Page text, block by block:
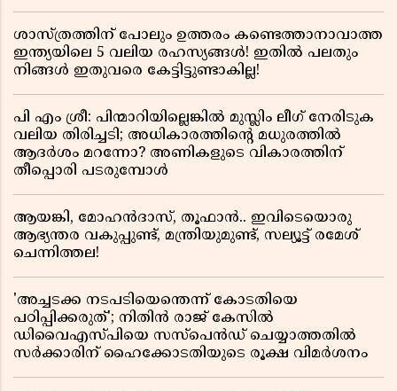
ശാസ്ത്രത്തിന് പോലും ഉത്തരം കണ്ടെത്താനാവാത്ത
ഇന്ത്യയിലെ 5 വലിയ രഹസ്യങ്ങൾ! ഇതിൽ പലതും
നിങ്ങൾ ഇതുവരെ കേട്ടിട്ടുണ്ടാകില്ല!
പി എം ശ്രീ: പിന്മാറിയില്ലെങ്കിൽ മുസ്ലിം ലീഗ് നേരിടുക
വലിയ തിരിച്ചടി; അധികാരത്തിന്റെ മധുരത്തിൽ
ആദർശം മറന്നോ? അണികളുടെ വികാരത്തിന്
തീപ്പൊരി പടരുമ്പോൾ
ആയങ്കി, മോഹൻദാസ്, തൂഫാൻ.. ഇവിടെയൊരു
ആഭ്യന്തര വകുപ്പുണ്ട്, മന്ത്രിയുമുണ്ട്, സല്യൂട്ട് രമേശ്‌
ചെന്നിത്തല!
'അച്ചടക്ക നടപടിയെന്തെന്ന് കോടതിയെ
പഠിപ്പിക്കരുത്'; നിതിൻ രാജ് കേസിൽ
ഡിവൈഎസ്പിയെ സസ്പെൻഡ് ചെയ്യാത്തതിൽ
സർക്കാരിന് ഹൈക്കോടതിയുടെ രൂക്ഷ വിമർശനം